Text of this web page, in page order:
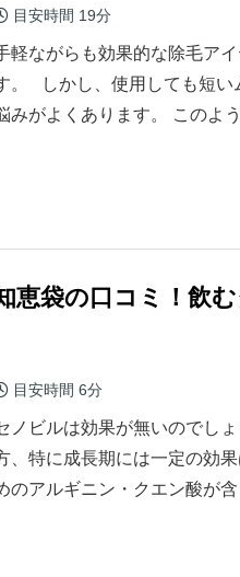
目安時間 19分
軽ながらも効果的な除毛ア
。 しかし、使用しても短い
みがよくあります。 このよ
恵袋の口コミ！飲
目安時間 6分
ノビルは効果が無いのでし
、特に成長期には一定の効
のアルギニン・クエン酸が